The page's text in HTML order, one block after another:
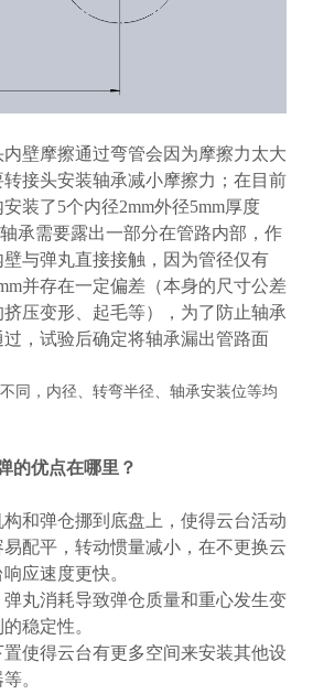
壁摩擦通过弯管会因为摩擦力太大
接头安装轴承减小摩擦力；在目前
装了5个内径2mm外径5mm厚度
承需要露出一部分在管路内部，作
与弹丸直接接触，因为管径仅有
并存在一定偏差（本身的尺寸公差
压变形、起毛等），为了防止轴承
，试验后确定将轴承漏出管路面
同，内径、转弯半径、轴承安装位等均
的优点在哪里？
和弹仓挪到底盘上，使得云台活动
配平，转动惯量减小，在不更换云
应速度更快。
丸消耗导致弹仓质量和重心发生变
稳定性。
使得云台有更多空间来安装其他设
。